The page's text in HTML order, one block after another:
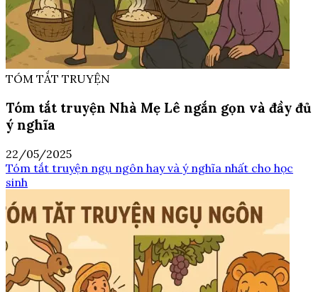
TÓM TẮT TRUYỆN
Tóm tắt truyện Nhà Mẹ Lê ngắn gọn và đầy đủ
ý nghĩa
22/05/2025
Tóm tắt truyện ngụ ngôn hay và ý nghĩa nhất cho học
sinh